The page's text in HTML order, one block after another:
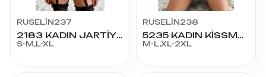
RUSELİN237
2183 KADIN JARTİYER FANTAZİ KOSTÜM
S-M,L-XL
RUSELİN238
5235 KADIN KİSSME ŞORT
M-L,XL-2XL